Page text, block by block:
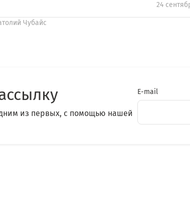
24
Чубайс
из первых, с помощью нашей
E-mail